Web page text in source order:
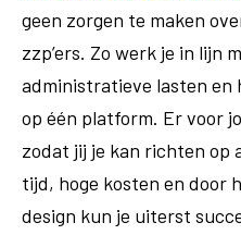
geen zorgen te maken
zzp’ers. Zo werk je in lijn
administratieve lasten en
op één platform. Er voor
zodat jij je kan richten op
tijd, hoge kosten en door
design kun je uiterst